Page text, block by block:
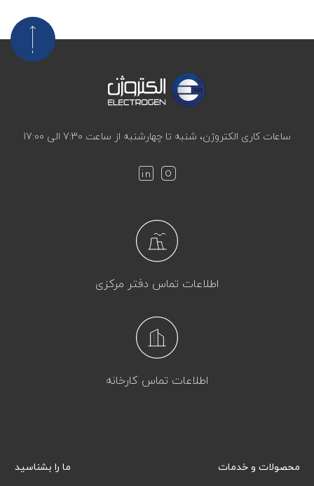
ساعات کاری الکتروژن، شنبه تا چهارشنبه از ساعت 7:30 الی 17:00
اطلاعات تماس دفتر مرکزی
اطلاعات تماس کارخانه
محصولات و خدمات ما را بشناسید